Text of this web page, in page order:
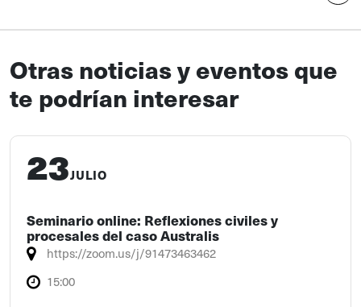
Otras noticias y eventos que
te podrían interesar
23JULIO
Seminario online: Reflexiones civiles y
procesales del caso Australis
https://zoom.us/j/91473463462
15:00